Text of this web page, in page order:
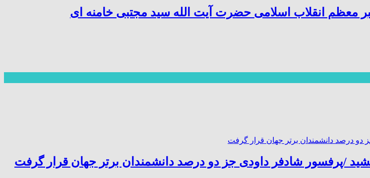
معظم انقلاب اسلامی حضرت آیت الله سید مجتبی خامنه ای
/پرفسور شادفر داودی جز دو درصد دانشمندان برتر جهان قرار گرفت